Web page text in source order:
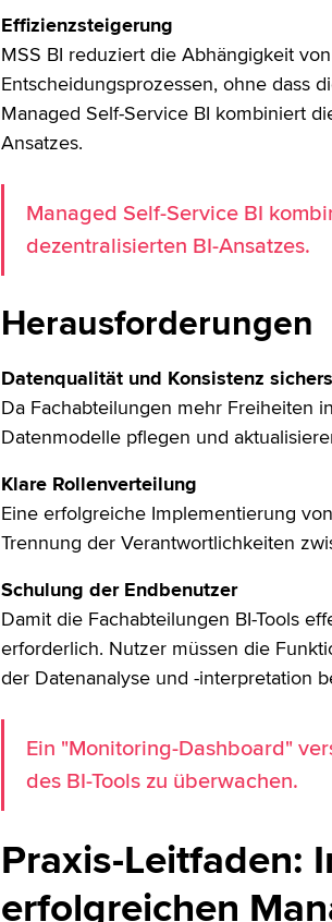
Effizienzsteigerung
MSS BI reduziert die Abhängigkeit
Entscheidungsprozessen, ohne dass
Managed Self-Service BI kombiniert
Ansatzes.
Managed Self-Service BI
dezentralisierten BI-Ansatzes.
Herausforderungen
Datenqualität und Konsistenz
Da Fachabteilungen mehr Freiheiten
Datenmodelle pflegen und
Klare Rollenverteilung
Eine erfolgreiche Implementierung
Trennung der Verantwortlichkeiten
Schulung der Endbenutzer
Damit die Fachabteilungen BI-Tools
erforderlich. Nutzer müssen die
der Datenanalyse und -interpretation
Ein "Monitoring-Dashboard"
des BI-Tools zu überwachen.
Praxis-Leitfaden:
erfolgreichen